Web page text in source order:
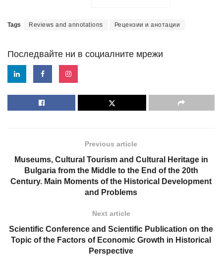
Tags Reviews and annotations Рецензии и анотации
Последвайте ни в социалните мрежи
Previous article
Museums, Cultural Tourism and Cultural Heritage in
Bulgaria from the Middle to the End of the 20th
Century. Main Moments of the Historical Development
and Problems
Next article
Scientific Conference and Scientific Publication on the
Topic of the Factors of Economic Growth in Historical
Perspective